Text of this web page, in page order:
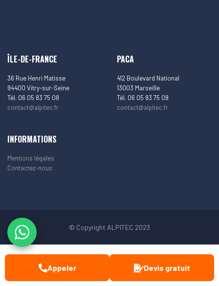
ÎLE-DE-FRANCE
36 Rue Henri Matisse
94400 Vitry-sur-Seine
Tél. 06 05 83 75 08
contact@alpitec.fr
PACA
412 Boulevard National
13003 Marseille
Tél. 06 05 83 75 08
contact@alpitec.fr
INFORMATIONS
Mentions légales
Contactez-nous
© Copyright ALPITEC 2023
Appeler Devis gratuit